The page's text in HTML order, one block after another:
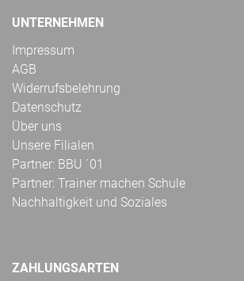
UNTERNEHMEN
Impressum
AGB
Widerrufsbelehrung
Datenschutz
Über uns
Unsere Filialen
Partner: BBU ´01
Partner: Trainer machen Schule
Nachhaltigkeit und Soziales
ZAHLUNGSARTEN